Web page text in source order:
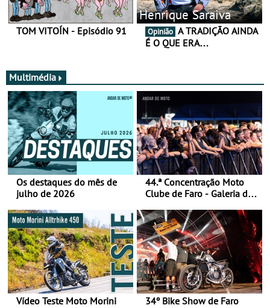
TOM VITOÍN - Episódio 91
Henrique Saraiva
Opinião
É O QUE ERA…
Multimédia
Os destaques do mês de
julho de 2026
44.ª Concentração Moto
Clube de Faro - Galeria de
Vídeo Teste Moto Morini
34º Bike Show de Faro